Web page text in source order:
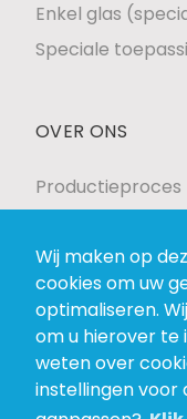
Wij maken op
cookies om uw
optimaliseren.
om u hierover te
weten over
instellingen voor
Enkel glas
Speciale
OVER ONS
Productieproces
Realisaties
Over ons